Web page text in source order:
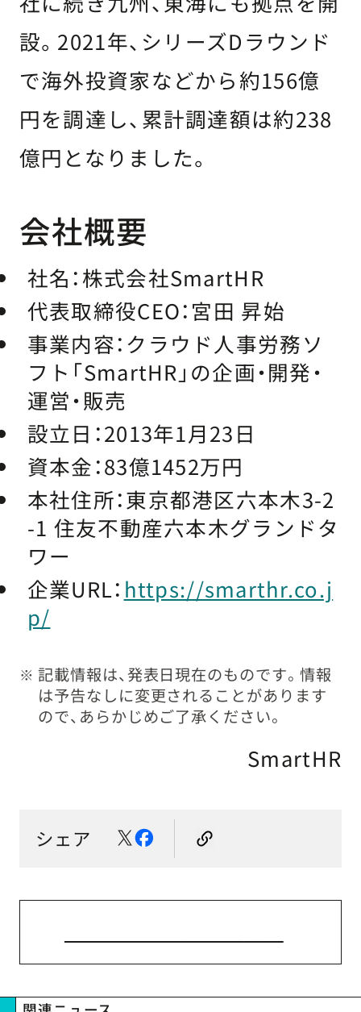
設。2021年、シリーズDラウンド
で海外投資家などから約156億
円を調達し、累計調達額は約238
億円となりました。
会社概要
社名：株式会社SmartHR
代表取締役CEO：宮田 昇始
事業内容： クラウド人事労務ソ
フト「SmartHR」の企画・開発・
運営・販売
設立日：2013年1月23日
資本金：83億1452万円
本社住所：東京都港区六本木3-2
-1 住友不動産六本木グランドタ
ワー
企業URL： https://smarthr.co.j
p/
※ 記載情報は、発表日現在のものです。情報
は予告なしに変更されることがあります
ので、あらかじめご了承ください。
SmartHR
シェア